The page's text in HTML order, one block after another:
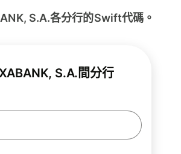
S.A.各分行的Swift代碼。
S.A.間分行